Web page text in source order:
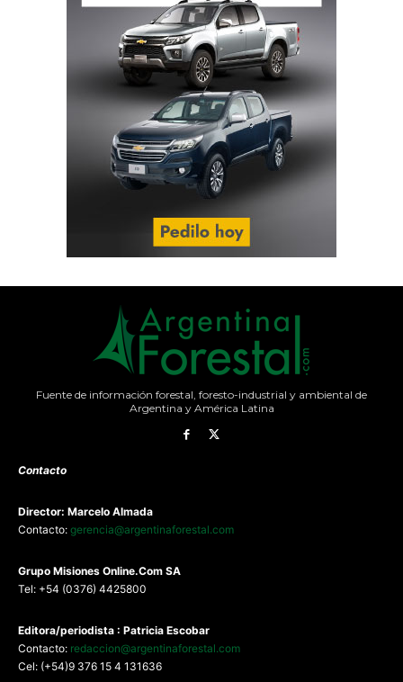
Fuente de información forestal, foresto-industrial y ambiental de
Argentina y América Latina
Contacto
Director: Marcelo Almada
Contacto: gerencia@argentinaforestal.com
Grupo Misiones Online.Com SA
Tel: +54 (0376) 4425800
Editora/periodista : Patricia Escobar
Contacto: redaccion@argentinaforestal.com
Cel: (+54)9 376 15 4 131636